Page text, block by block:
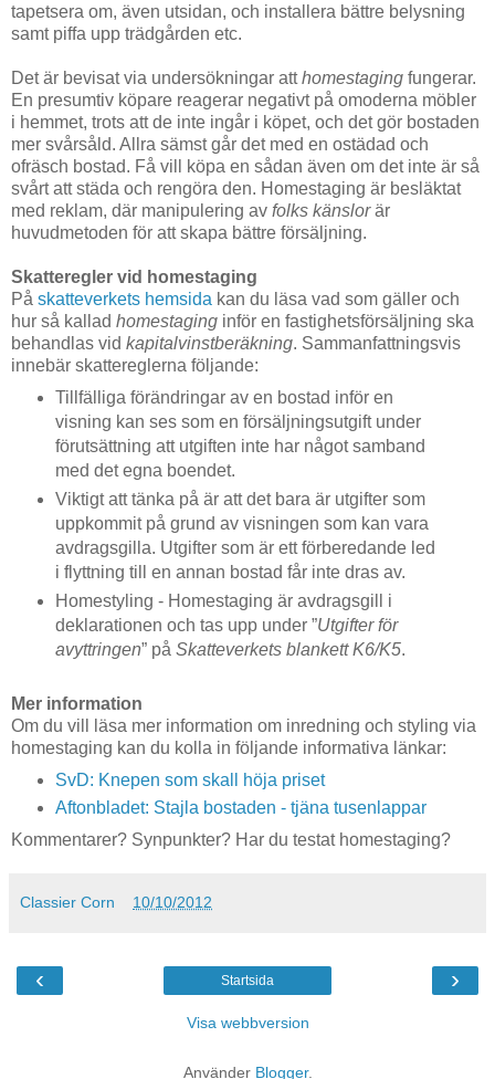
tapetsera om, även utsidan, och installera bättre belysning
samt piffa upp trädgården etc.
Det är bevisat via undersökningar atthomestaging fungerar.
En presumtiv köpare reagerar negativt på omoderna möbler
i hemmet, trots att de inte ingår i köpet, och det gör bostaden
mer svårsåld. Allra sämst går det med en ostädad och
ofräsch bostad. Få vill köpa en sådan även om det inte är så
svårt att städa och rengöra den. Homestaging är besläktat
med reklam, där manipulering av folks känslorär
huvudmetoden för att skapa bättre försäljning.
Skatteregler vid homestaging
På skatteverkets hemsida kan du läsa vad som gäller och
hur så kallad homestaging inför en fastighetsförsäljning ska
behandlas vid kapitalvinstberäkning. Sammanfattningsvis
innebär skattereglerna följande:
Tillfälliga förändringar av en bostad inför en
visning kan ses som en försäljningsutgift under
förutsättning att utgiften inte har något samband
med det egna boendet.
Viktigt att tänka på är att det bara är utgifter som
uppkommit på grund av visningen som kan vara
avdragsgilla. Utgifter som är ett förberedande led
i flyttning till en annan bostad får inte dras av.
Homestyling - Homestaging är avdragsgill i
deklarationen och tas upp under ”Utgifter för
avyttringen” på Skatteverkets blankett K6/K5.
Mer information
Om du vill läsa mer information om inredning och styling via
homestaging kan du kolla in följande informativa länkar:
SvD: Knepen som skall höja priset
Aftonbladet: Stajla bostaden - tjäna tusenlappar
Kommentarer? Synpunkter? Har du testat homestaging?
Classier Corn 10/10/2012
‹ ›
Startsida
Visa webbversion
Använder Blogger.